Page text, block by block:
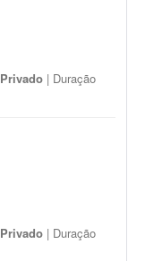
Privado | Duração
Privado | Duração